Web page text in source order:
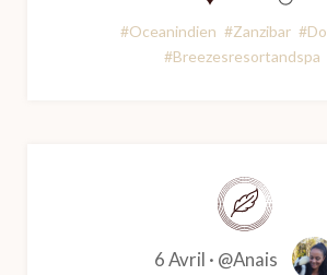
#Oceanindien #Zanzibar
#Breezesresortandspa
6 Avril · @Anais